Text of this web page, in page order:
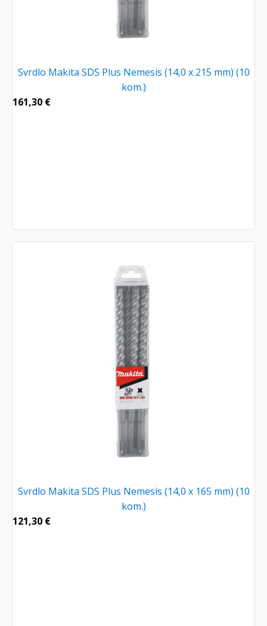
Svrdlo Makita SDS Plus Nemesis (14,0 x 215 mm) (10
kom.)
161,30 €
Svrdlo Makita SDS Plus Nemesis (14,0 x 165 mm) (10
kom.)
121,30 €